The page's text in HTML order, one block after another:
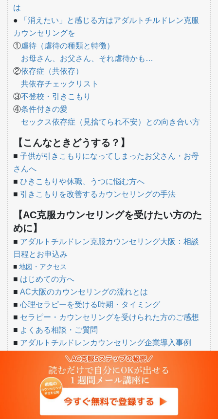
は
●
「消えたい」と感じる方はアダルトチルドレン克服
カウンセリングを
①虐待（虐待の種類と特徴）
お母さん、お父さん、それ虐待かも…
②依存症（共依存）
共依存チェックリスト
③不登校・引きこもり
④条件付きの愛
セックス依存症（見捨てられ不安）との向き合い方
【こんなときどうする？】
■ 子供が引きこもりになってしまったお父さん・お母
さんへ
■ ひきこもりや休職、うつに悩む方へ
■ 引きこもりを改善するカウンセリングの手法
【AC克服カウンセリングを受けたい方のた
めに】
■ アダルトチルドレン克服カウンセリング大阪：相談
日程とお申込み
■ 地図・アクセス
■ はじめての方へ
■ AC大阪のカウンセリングの流れとは
■ 心理セラピーを受ける時期・タイミング
■ セラピー・カウンセリングを受けられた方のご感想
■ よくある相談・ご質問
■ アダルトチルドレンカウンセリング企業導入事例
こころのホットライン【無料ご相談窓口】
カウンセラー吉野のつぶやき
前の記事
「顔を触っちゃいけない！」を
心理学的に解決する